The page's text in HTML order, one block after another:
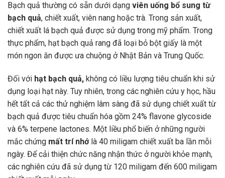
Bạch quả thường có sẵn dưới dạng viên uống bổ sung từ
bạch quả, chiết xuất, viên nang hoặc trà. Trong sản xuất,
chiết xuất lá bạch quả được sử dụng trong mỹ phẩm. Trong
thực phẩm, hạt bạch quả rang đã loại bỏ bột giấy là một
món ngon ăn được ưa chuộng ở Nhật Bản và Trung Quốc.
Đối với hạt bạch quả, không có liều lượng tiêu chuẩn khi sử
dụng loại hạt này. Tuy nhiên, trong các nghiên cứu y học, hầu
hết tất cả các thử nghiệm lâm sàng đã sử dụng chiết xuất từ
bạch quả được tiêu chuẩn hóa gồm 24% flavone glycoside
và 6% terpene lactones. Một liều phổ biến ở những người
mắc chứng mất trí nhớlà 40 miligam chiết xuất ba lần mỗi
ngày. Để cải thiện chức năng nhận thức ở người khỏe mạnh,
các nghiên cứu đã sử dụng từ 120 miligam đến 600 miligam